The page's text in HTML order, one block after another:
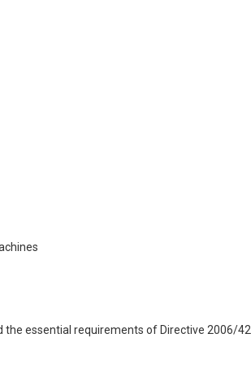
essential requirements of Directive 2006/